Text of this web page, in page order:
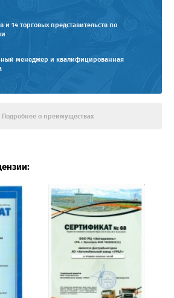
и 14 торговых представительств по
менеджер и квалифицированная
Подробнее о преимуществах